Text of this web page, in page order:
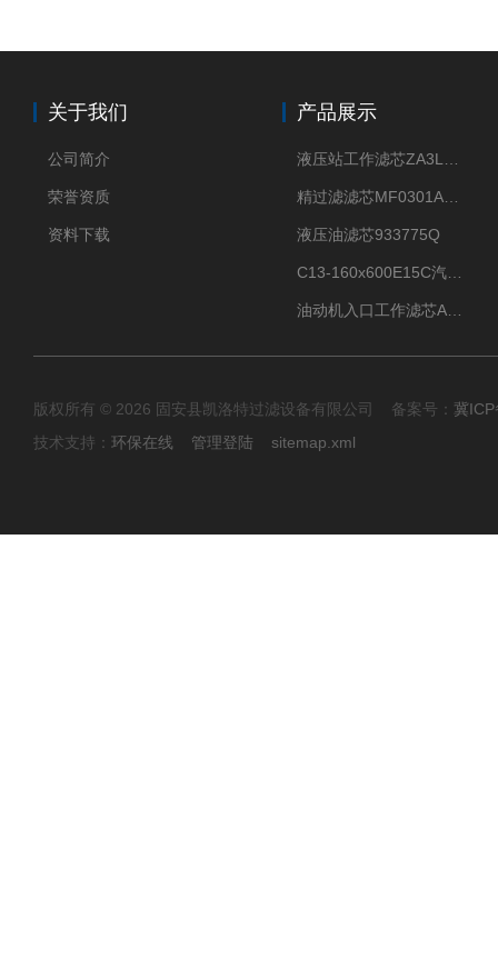
关于我们
公司简介
荣誉资质
资料下载
产品展示
液压油滤芯933775Q
版权所有 © 2026 固安县凯洛特过滤设备有限公司 备案号： 冀
技术支持： 环保在线 管理登陆 sitemap.xml